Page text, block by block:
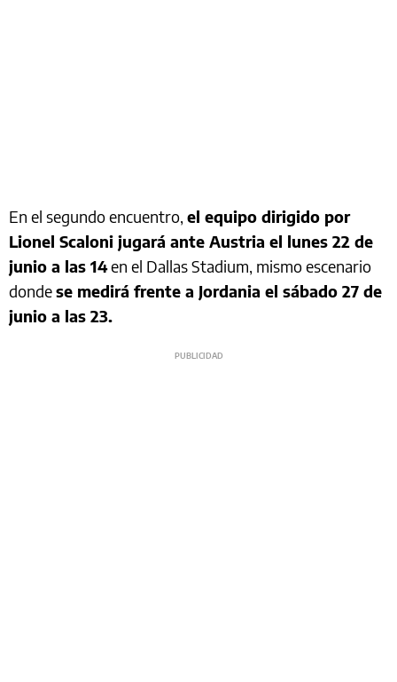
En el segundo encuentro, el equipo dirigido por
Lionel Scaloni jugará ante Austria el lunes 22 de
junio a las 14en el Dallas Stadium, mismo escenario
dondese medirá frente a Jordania el sábado 27 de
junio a las 23.